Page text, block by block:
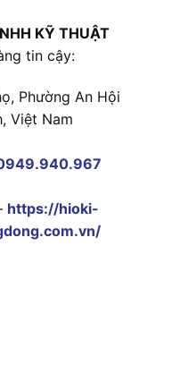
KỸ THUẬT
tin cậy:
Phường An Hội
Việt Nam
https://hioki-